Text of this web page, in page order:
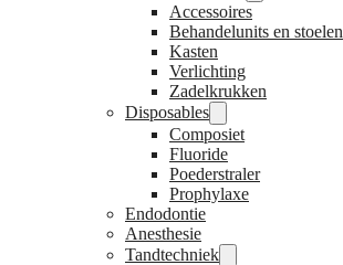
Accessoires
Behandelunits en stoelen
Kasten
Verlichting
Zadelkrukken
Disposables
Composiet
Fluoride
Poederstraler
Prophylaxe
Endodontie
Anesthesie
Tandtechniek